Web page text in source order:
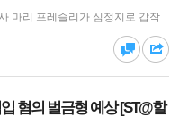
댓글 공유
마리 프레슬리가 심정지로 갑작
혐의 벌금형 예상 [ST@할